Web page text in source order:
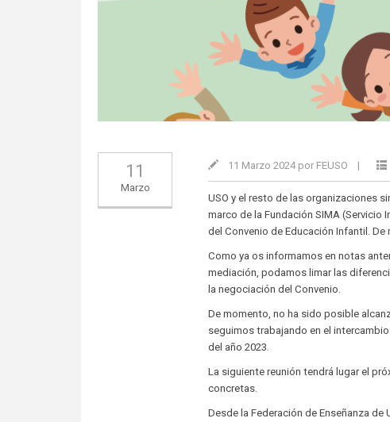
11
Marzo
11 Marzo 2024 por FEUSO |
USO y el resto de las organizaciones
marco de la Fundación SIMA
del Convenio de Educación Infantil.
Como ya os informamos en notas
mediación, podamos limar las
la negociación del Convenio.
De momento, no ha sido posible
seguimos trabajando en el
del año 2023.
La siguiente reunión tendrá lugar el
concretas.
Desde la Federación de Enseñanza